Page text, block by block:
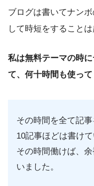
ブログは書いてナン
して時短をすることは
私は無料テーマの時
て、何十時間も使って
その時間を全て記
10記事ほどは書けて
その時間働けば、
いました。